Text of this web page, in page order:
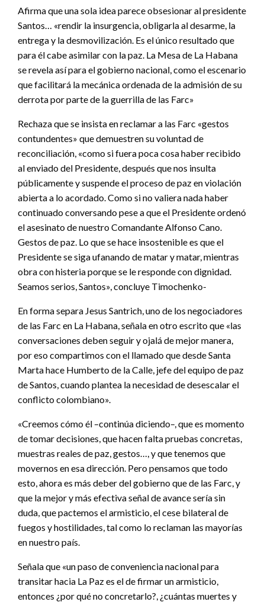
Afirma que una sola idea parece obsesionar al presidente
Santos… «rendir la insurgencia, obligarla al desarme, la
entrega y la desmovilización. Es el único resultado que
para él cabe asimilar con la paz. La Mesa de La Habana
se revela así para el gobierno nacional, como el escenario
que facilitará la mecánica ordenada de la admisión de su
derrota por parte de la guerrilla de las Farc»
Rechaza que se insista en reclamar a las Farc «gestos
contundentes» que demuestren su voluntad de
reconciliación, «como si fuera poca cosa haber recibido
al enviado del Presidente, después que nos insulta
públicamente y suspende el proceso de paz en violación
abierta a lo acordado. Como si no valiera nada haber
continuado conversando pese a que el Presidente ordenó
el asesinato de nuestro Comandante Alfonso Cano.
Gestos de paz. Lo que se hace insostenible es que el
Presidente se siga ufanando de matar y matar, mientras
obra con histeria porque se le responde con dignidad.
Seamos serios, Santos», concluye Timochenko-
En forma separa Jesus Santrich, uno de los negociadores
de las Farc en La Habana, señala en otro escrito que «las
conversaciones deben seguir y ojalá de mejor manera,
por eso compartimos con el llamado que desde Santa
Marta hace Humberto de la Calle, jefe del equipo de paz
de Santos, cuando plantea la necesidad de desescalar el
conflicto colombiano».
«Creemos cómo él –continúa diciendo–, que es momento
de tomar decisiones, que hacen falta pruebas concretas,
muestras reales de paz, gestos…, y que tenemos que
movernos en esa dirección. Pero pensamos que todo
esto, ahora es más deber del gobierno que de las Farc, y
que la mejor y más efectiva señal de avance sería sin
duda, que pactemos el armisticio, el cese bilateral de
fuegos y hostilidades, tal como lo reclaman las mayorías
en nuestro país.
Señala que «un paso de conveniencia nacional para
transitar hacia La Paz es el de firmar un armisticio,
entonces ¿por qué no concretarlo?, ¿cuántas muertes y